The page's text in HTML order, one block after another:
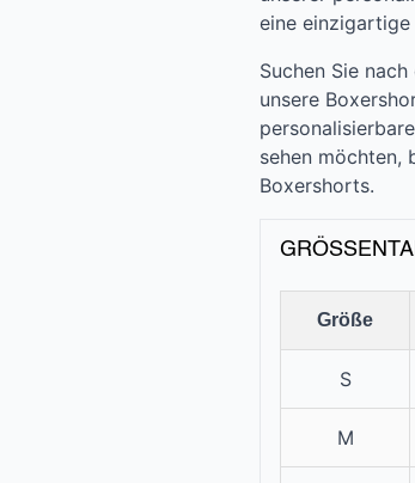
eine einzigartige
Suchen Sie
unsere
sehen möchten,
Boxershorts.
Größe
S
M